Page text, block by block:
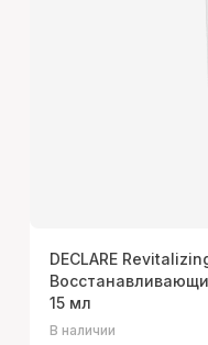
DECLARE
15 мл
В наличии